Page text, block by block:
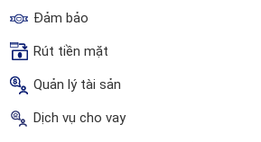
Đảm bảo
Rút tiền mặt
Quản lý tài sản
Dịch vụ cho vay